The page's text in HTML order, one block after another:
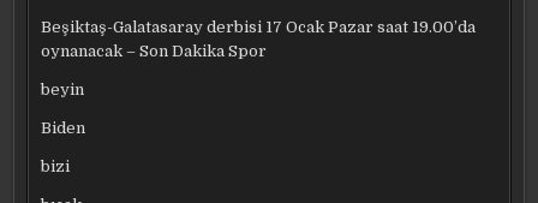
Beşiktaş-Galatasaray derbisi 17 Ocak Pazar saat 19.00’da
oynanacak – Son Dakika Spor
beyin
Biden
bizi